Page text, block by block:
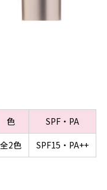
色
SPF・PA
全2色 SPF15・PA++